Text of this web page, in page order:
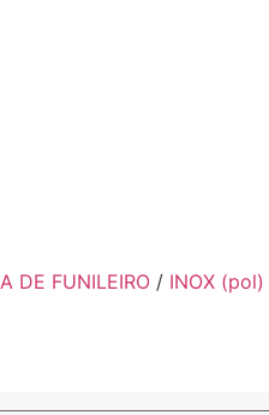
DE FUNILEIRO / INOX (pol)